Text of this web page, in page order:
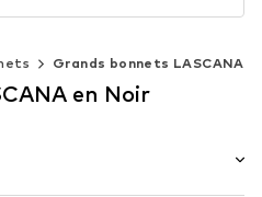
Grands bonnets LASCANA
en Noir